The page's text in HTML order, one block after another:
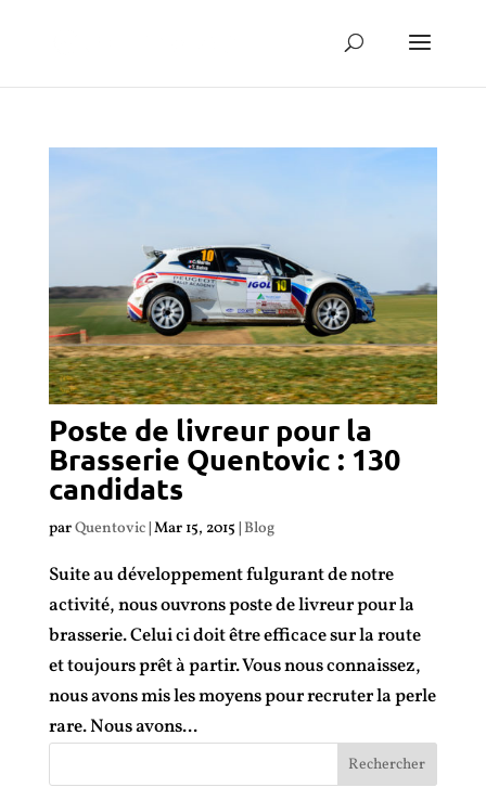
Poste de livreur pour la
Brasserie Quentovic : 130
candidats
parQuentovic| Mar 15, 2015 Blog
Suite au développement fulgurant de notre
activité, nous ouvrons poste de livreur pour la
brasserie. Celui ci doit être efficace sur la route
et toujours prêt à partir. Vous nous connaissez,
nous avons mis les moyens pour recruter la perle
rare. Nous avons...